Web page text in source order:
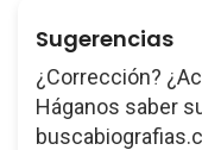
Sugerencias
¿Corrección?
Háganos saber